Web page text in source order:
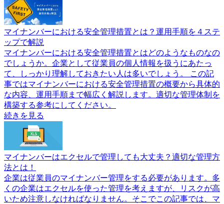
マイナンバーにおける安全管理措置とは？運用手順を４ステ
ップで解説
マイナンバーにおける安全管理措置とはどのようなものなの
でしょうか。企業として従業員の個人情報を扱うにあたっ
て、しっかり理解しておきたい人は多いでしょう。 この記
事ではマイナンバーにおける安全管理措置の概要から具体的
な内容、運用手順まで幅広く解説します。適切な管理体制を
構築する参考にしてください。
続きを見る
マイナンバーはエクセルで管理しても大丈夫？適切な管理方
法とは！
企業は従業員のマイナンバー管理をする必要があります。多
くの企業はエクセルを使った管理を考えますが、リスクが高
いため注意しなければなりません。そこでこの記事では、マ